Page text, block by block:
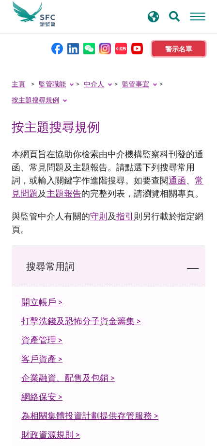
警示名單
本會簡介
資料庫
新聞稿及公布
尋
主頁 監管職能 中介人
監管事宜
按主題搜尋規例
按主題搜尋規例
本網頁旨在協助你檢索由中介機構監察科刊發的通
函、常見問題及主題報告。請點選下列搜尋常用
詞，或輸入關鍵字作進階搜尋。如要查閱通函、 常
見問題及主題報告的完整列表，請瀏覽相關專頁。
與監管中介人有關的守則及指引 則另行載於指定網
頁。
搜尋常用詞
開立帳戶 >
打擊洗錢及恐怖分子資金籌集 >
資產管理 >
客戶資產 >
企業融資、配售及包銷 >
網絡保安 >
為相關集體投資計劃提供存管服務 >
財政資源規則 >
SearchPopup.Search
with
Submit
Button